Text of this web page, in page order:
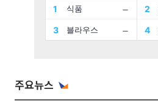
주요뉴스